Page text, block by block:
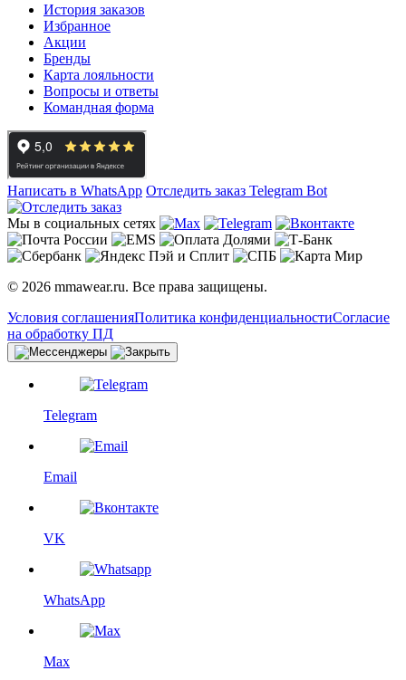
История заказов
Избранное
Акции
Бренды
Карта лояльности
Вопросы и ответы
Командная форма
Написать в WhatsApp Отследить заказ Telegram Bot
Мы в социальных сетях
© 2026 mmawear.ru. Все права защищены.
Условия соглашенияПолитика конфиденциальностиСогласие
на обработку ПД
Telegram
Email
VK
WhatsApp
Max